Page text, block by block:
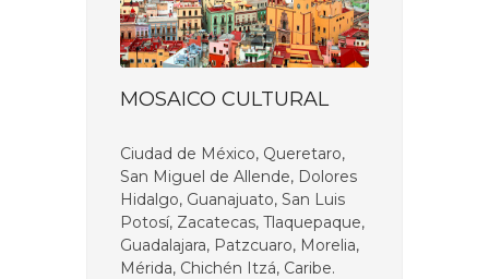
MOSAICO CULTURAL
Ciudad de México, Queretaro,
San Miguel de Allende, Dolores
Hidalgo, Guanajuato, San Luis
Potosí, Zacatecas, Tlaquepaque,
Guadalajara, Patzcuaro, Morelia,
Mérida, Chichén Itzá, Caribe.